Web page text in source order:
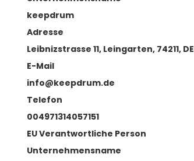
keepdrum
Adresse
Leibnizstrasse 11, Leingarten, 74211, DE
E-Mail
info@keepdrum.de
Telefon
004971314057151
EU Verantwortliche Person
Unternehmensname